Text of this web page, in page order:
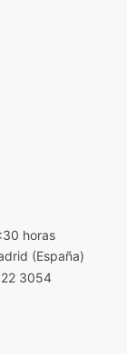
horas
(España)
3054